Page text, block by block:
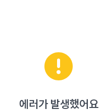
에러가 발생했어요